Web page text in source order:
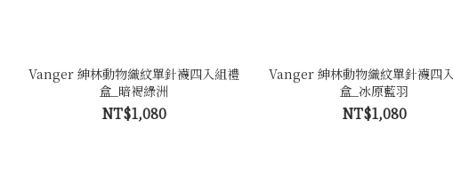
Vanger 紳林動物織紋單針襪四入組禮
盒_暗褐綠洲
NT$1,080
Vanger 紳林動物織紋單針襪四
盒_冰原藍羽
NT$1,080